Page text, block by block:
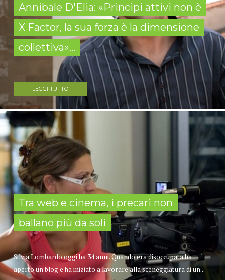
Annibale D'Elia: «Principi attivi non è
X Factor, la sua forza è la dimensione
collettiva»...
LEGGI TUTTO
Tra web e cinema, i precari non
ballano più da soli
Silvia Lombardo oggi ha 34 anni. Quando era disoccupata ha
aperto un blog e ha iniziato a lavorare alla sceneggiatura di un...